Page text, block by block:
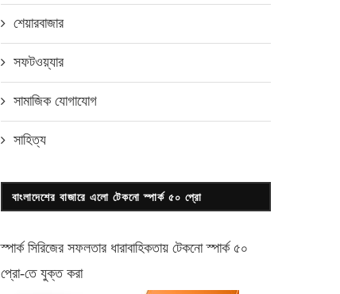
শেয়ারবাজার
সফটওয়্যার
সামাজিক যোগাযোগ
সাহিত্য
বাংলাদেশের বাজারে এলো টেকনো স্পার্ক ৫০ প্রো
স্পার্ক সিরিজের সফলতার ধারাবাহিকতায় টেকনোস্পার্ক ৫০
প্রো-তে যুক্ত করা